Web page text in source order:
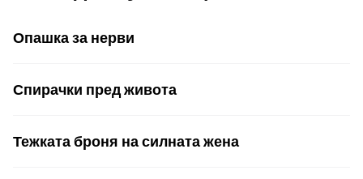
Опашка за нерви
Спирачки пред живота
Тежката броня на силната жена